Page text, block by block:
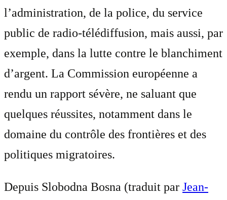
l’administration, de la police, du service
public de radio-télédiffusion, mais aussi, par
exemple, dans la lutte contre le blanchiment
d’argent. La Commission européenne a
rendu un rapport sévère, ne saluant que
quelques réussites, notamment dans le
domaine du contrôle des frontières et des
politiques migratoires.
Depuis Slobodna Bosna (traduit par Jean-